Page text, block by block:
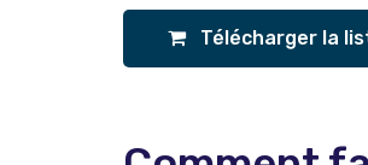
Télécharger la